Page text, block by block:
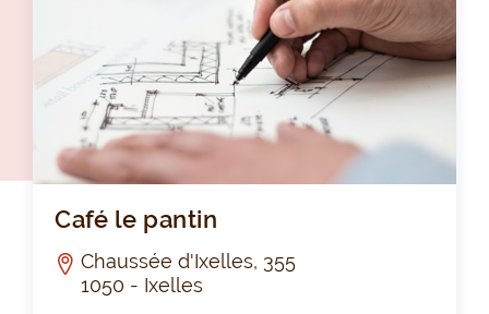
Café le pantin
Chaussée d'Ixelles, 355
1050 - Ixelles